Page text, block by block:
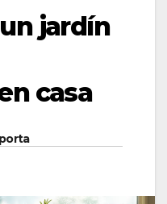
jardín
casa